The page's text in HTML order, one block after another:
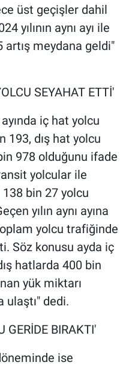
üst geçişler dahil
yılının aynı ayı ile
artış meydana geldi"
SEYAHAT ETTİ'
iç hat yolcu
193, dış hat yolcu
978 olduğunu ifade
yolcular ile
bin 27 yolcu
yılın aynı ayına
yolcu trafiğinde
Söz konusu ayda iç
hatlarda 400 bin
yük miktarı
ulaştı" dedi.
GERİDE BIRAKTI'
ise